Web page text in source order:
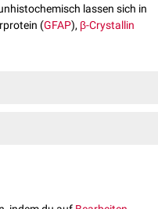
lassen sich in
(GFAP), β-Crystallin
HSP27 und CRYAB ) besteht.